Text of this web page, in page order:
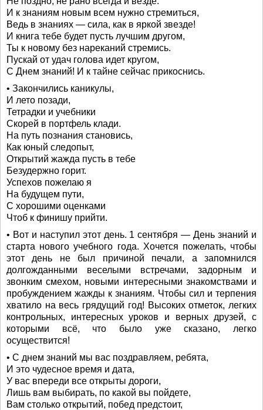
И к знаниям новым всем нужно стремиться,
Ведь в знаниях — сила, как в яркой звезде!
И книга тебе будет пусть лучшим другом,
Ты к новому без нареканий стремись.
Пускай от удач голова идет кругом,
С Днем знаний! И к тайне сейчас прикоснись.
• Закончились каникулы,
И лето позади,
Тетрадки и учебники
Скорей в портфель клади.
На путь познания становись,
Как юный следопыт,
Открытий жажда пусть в тебе
Безудержно горит.
Успехов пожелаю я
На будущем пути,
С хорошими оценками
Чтоб к финишу прийти.
• Вот и наступил этот день. 1 сентября — День знаний и
старта нового учебного года. Хочется пожелать, чтобы
этот день не был причиной печали, а запомнился
долгожданными веселыми встречами, задорным и
звонким смехом, новыми интересными знакомствами и
пробуждением жажды к знаниям. Чтобы сил и терпения
хватило на весь грядущий год! Высоких отметок, легких
контрольных, интересных уроков и верных друзей, с
которыми всё, что было уже сказано, легко
осуществится!
• С днем знаний мы вас поздравляем, ребята,
И это чудесное время и дата,
У вас впереди все открыты дороги,
Лишь вам выбирать, по какой вы пойдете,
Вам столько открытий, побед предстоит,